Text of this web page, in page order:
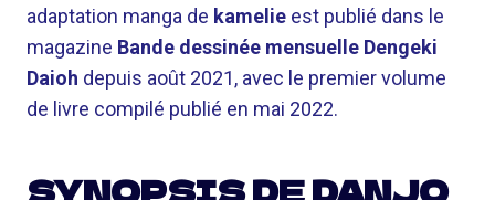
adaptation manga de kamelie est publié dans le
magazine Bande dessinée mensuelle Dengeki
Daioh depuis août 2021, avec le premier volume
de livre compilé publié en mai 2022.
SYNOPSIS DE DANJO